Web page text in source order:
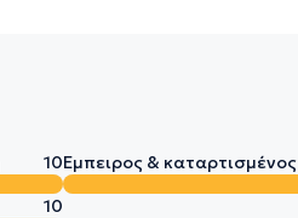
10Έμπειρος & καταρτισμένος
10